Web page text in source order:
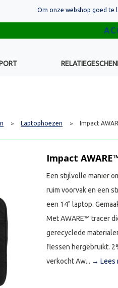
> Laptophoezen > Impact
Impact
Een stijlvolle manier
ruim voorvak en een
een 14" laptop.
Met AWARE™ tracer
gerecyclede
flessen hergebruikt.
verkocht Aw... → Lees
Om onze webshop goed te